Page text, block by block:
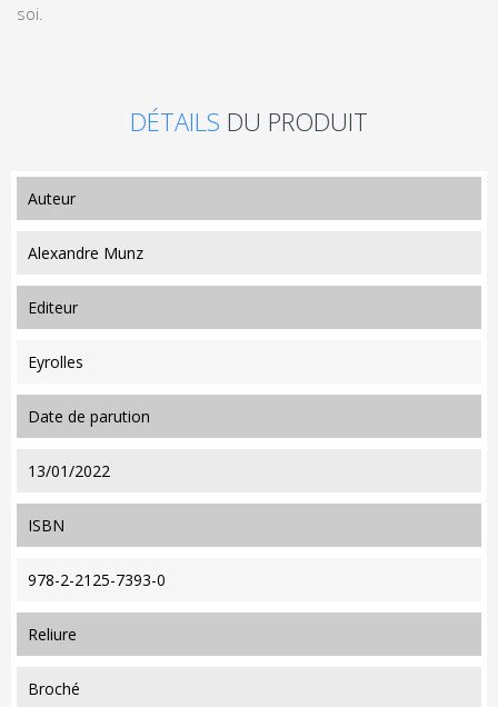
soi.
DÉTAILS DU PRODUIT
auteur
Alexandre Munz
editeur
Eyrolles
date de parution
13/01/2022
ISBN
978-2-2125-7393-0
reliure
Broché